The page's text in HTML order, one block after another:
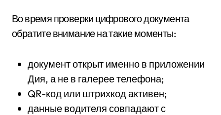
Во время проверки цифрового документа
обратите внимание на такие моменты:
документ открыт именно в приложении
Дия, а не в галерее телефона;
QR-код или штрихкод активен;
данные водителя совпадают с